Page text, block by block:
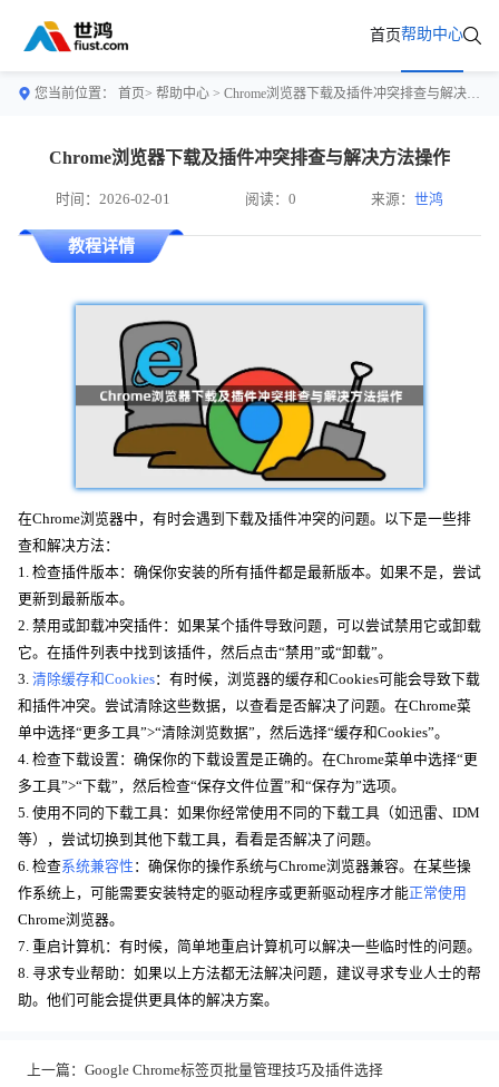
首页帮助中心
您当前位置： 首页> 帮助中心 > Chrome浏览器下载及插件冲突排查与解决方法操作
Chrome浏览器下载及插件冲突排查与解决方法操作
时间：2026-02-01 阅读：0 来源：世鸿
教程详情
在Chrome浏览器中，有时会遇到下载及插件冲突的问题。以下是一些排
查和解决方法：
1. 检查插件版本：确保你安装的所有插件都是最新版本。如果不是，尝试
更新到最新版本。
2. 禁用或卸载冲突插件：如果某个插件导致问题，可以尝试禁用它或卸载
它。在插件列表中找到该插件，然后点击“禁用”或“卸载”。
3. 清除缓存和Cookies：有时候，浏览器的缓存和Cookies可能会导致下载
和插件冲突。尝试清除这些数据，以查看是否解决了问题。在Chrome菜
单中选择“更多工具”>“清除浏览数据”，然后选择“缓存和Cookies”。
4. 检查下载设置：确保你的下载设置是正确的。在Chrome菜单中选择“更
多工具”>“下载”，然后检查“保存文件位置”和“保存为”选项。
5. 使用不同的下载工具：如果你经常使用不同的下载工具（如迅雷、IDM
等），尝试切换到其他下载工具，看看是否解决了问题。
6. 检查系统兼容性 ：确保你的操作系统与Chrome浏览器兼容。在某些操
作系统上，可能需要安装特定的驱动程序或更新驱动程序才能正常使用
Chrome浏览器。
7. 重启计算机：有时候，简单地重启计算机可以解决一些临时性的问题。
8. 寻求专业帮助：如果以上方法都无法解决问题，建议寻求专业人士的帮
助。他们可能会提供更具体的解决方案。
上一篇： Google Chrome标签页批量管理技巧及插件选择